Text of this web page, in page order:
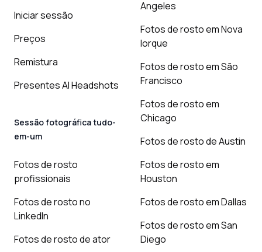
Iniciar sessão
Preços
Remistura
Presentes AI Headshots
Sessão fotográfica tudo-
em-um
Fotos de rosto
profissionais
Fotos de rosto no
LinkedIn
Fotos de rosto de ator
Angeles
Fotos de rosto em Nova
Iorque
Fotos de rosto em São
Francisco
Fotos de rosto em
Chicago
Fotos de rosto de Austin
Fotos de rosto em
Houston
Fotos de rosto em Dallas
Fotos de rosto em San
Diego